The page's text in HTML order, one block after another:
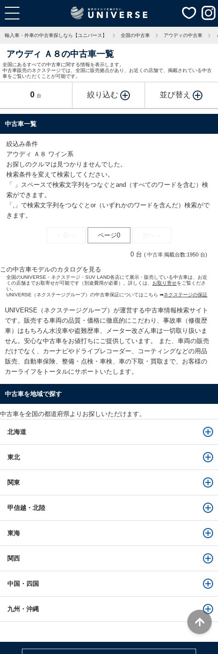
輸入車・外車の中古車探しなら【ユニバース】 全国の中古車 アウディの中古車
アウディ Ａ８の中古車一覧
全国にあるすべての中古車に関する情報を表示します。
中古車販売のネクステージでは、全国に販売拠点があり、お近くの店舗で、掲載されている中古
車をご覧いただくことが可能です。
0 台 絞り込む 並び替え
中古車一覧
絞込み条件
アウディ Ａ８ ワイン系
お探しのクルマは見つかりませんでした。
検索条件を変えて検索してください。
「 」スペースで検索文字列をつなぐとand（すべてのワードを含む）検
索ができます。
「,」で検索文字列をつなぐとor（いずれかのワードを含んだ）検索がで
きます。
ページ0
0 台 (中古車掲載台数:1950 台)
この中古車モデルのカタログを見る
全国のUNIVERSE・ネクステージ・SUV LAND各店にて展示・販売している中古車は、お近
くの店舗までお取寄せが可能です（別途費用が必要）。詳しくは、 お取り寄せをご覧くださ
い。
UNIVERSE（ネクステージグループ）の中古車保証についてはこちら ➡ネクステージの保証
UNIVERSE（ネクステージグループ）が運営する中古車情報検索サイト
です。販売する車両の品質・価格に徹底的にこだわり、事故車（修復歴
車）はもちろん水没車や盗難歴車、メーター改ざん車は一切取り扱いま
せん。安心な中古車をお値打ちにご提供しています。 また、車両の販売
だけでなく、カーナビやドライブレコーダー、コーティングなどの用品
販売、自動車保険、整備・点検・車検、車の下取・買取まで、お客様の
カーライフをトータルにサポートいたします。
中古車を地域で探す
中古車を全国の都道府県よりお探しいただけます。
北海道
東北
関東
甲信越・北陸
東海
関西
中国・四国
九州・沖縄